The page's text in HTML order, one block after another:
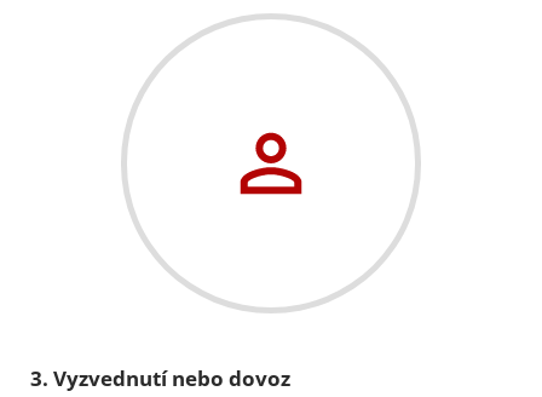
3. Vyzvednutí nebo dovoz